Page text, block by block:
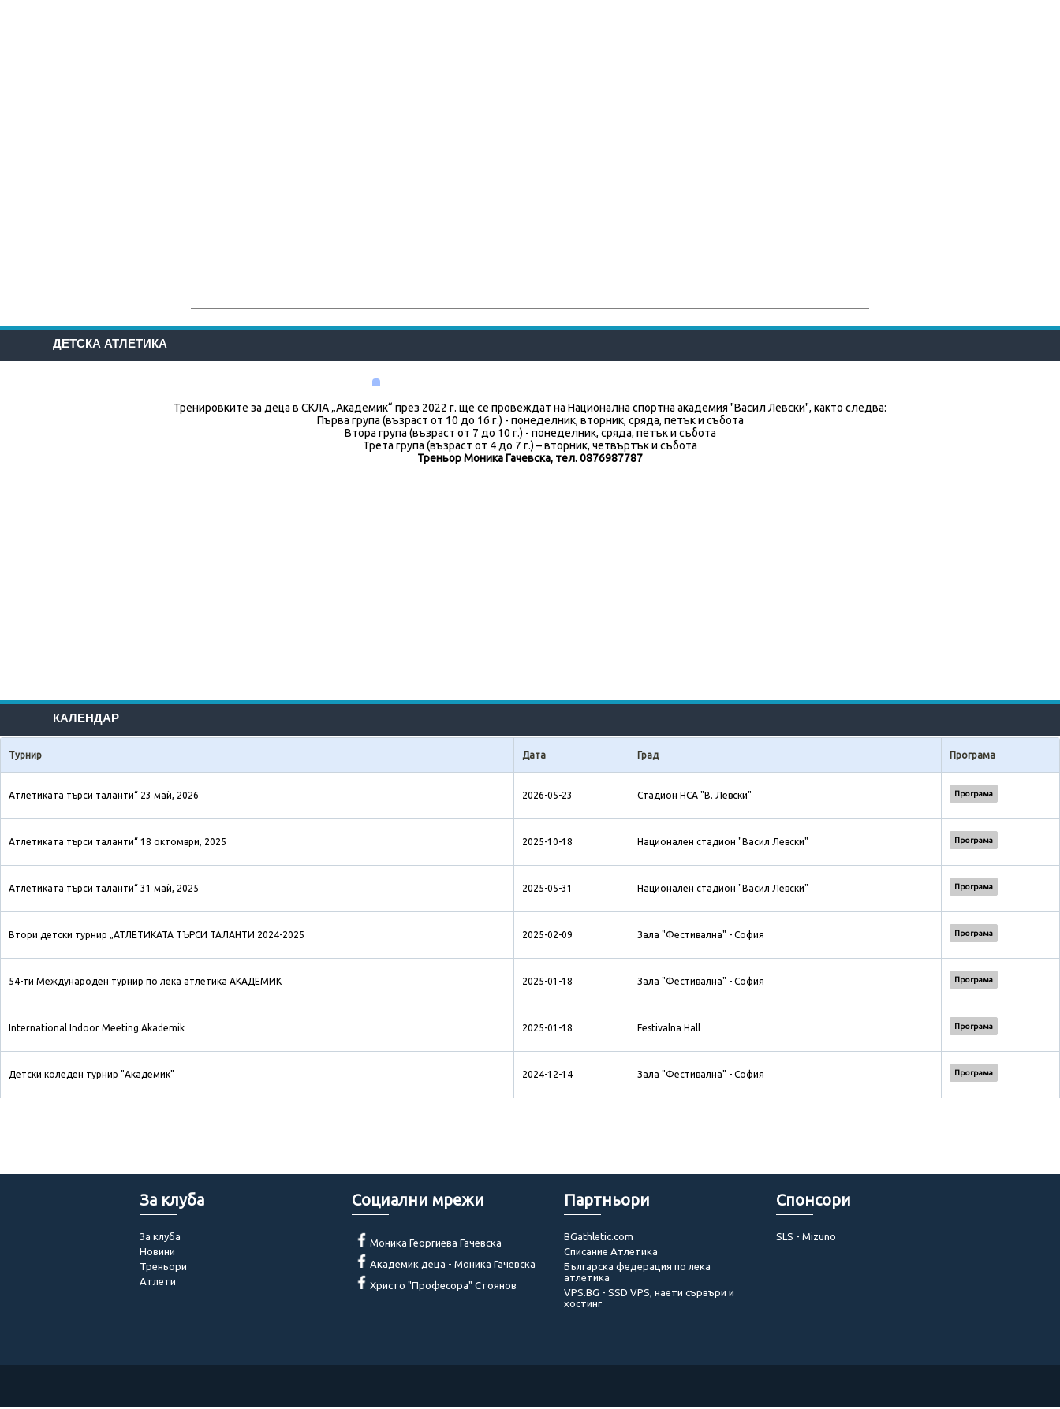
ДЕТСКА АТЛЕТИКА
Тренировките за деца в СКЛА „Академик“ през 2022 г. ще се провеждат на Национална спортна академия "Васил Левски", както следва:
Първа група (възраст от 10 до 16 г.) - понеделник, вторник, сряда, петък и събота
Втора група (възраст от 7 до 10 г.) - понеделник, сряда, петък и събота
Трета група (възраст от 4 до 7 г.) – вторник, четвъртък и събота
Треньор Моника Гачевска, тел. 0876987787
КАЛЕНДАР
Турнир Дата Град Програма
Атлетиката търси таланти“ 23 май, 2026 2026-05-23 Стадион НСА "В. Левски" Програма
Атлетиката търси таланти“ 18 октомври, 2025 2025-10-18 Национален стадион "Васил Левски" Програма
Атлетиката търси таланти“ 31 май, 2025 2025-05-31 Национален стадион "Васил Левски" Програма
Втори детски турнир „АТЛЕТИКАТА ТЪРСИ ТАЛАНТИ 2024-2025 2025-02-09 Зала "Фестивална" - София Програма
54-ти Международен турнир по лека атлетика АКАДЕМИК 2025-01-18 Зала "Фестивална" - София Програма
International Indoor Meeting Akademik 2025-01-18 Festivalna Hall Програма
Детски коледен турнир "Академик" 2024-12-14 Зала "Фестивална" - София Програма
За клуба
За клуба
Новини
Треньори
Атлети
Социални мрежи
Моника Георгиева Гачевска
Академик деца - Моника Гачевска
Христо "Професора" Стоянов
Партньори
BGathletic.com
Списание Атлетика
Българска федерация по лека
атлетика
VPS.BG - SSD VPS, наети сървъри и
хостинг
Спонсори
SLS - Mizuno